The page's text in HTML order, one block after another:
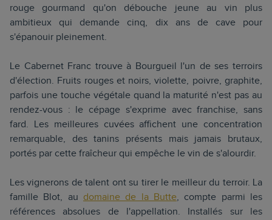
rouge gourmand qu'on débouche jeune au vin plus
ambitieux qui demande cinq, dix ans de cave pour
s'épanouir pleinement.
Le Cabernet Franc trouve à Bourgueil l'un de ses terroirs
d'élection. Fruits rouges et noirs, violette, poivre, graphite,
parfois une touche végétale quand la maturité n'est pas au
rendez-vous : le cépage s'exprime avec franchise, sans
fard. Les meilleures cuvées affichent une concentration
remarquable, des tanins présents mais jamais brutaux,
portés par cette fraîcheur qui empêche le vin de s'alourdir.
Les vignerons de talent ont su tirer le meilleur du terroir. La
famille Blot, au domaine de la Butte, compte parmi les
références absolues de l'appellation. Installés sur les